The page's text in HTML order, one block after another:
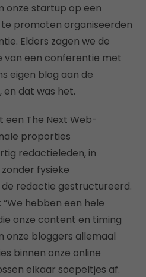
onze startup op een
promoten organiseerden
Elders zagen we de
van een conferentie met
eigen blog aan de
dat was het.
een The Next Web-
proporties
redactieleden, in
fysieke
redactie gestructureerd.
hebben een hele
onze content en timing
onze bloggers allemaal
binnen onze online
elkaar soepeltjes af.